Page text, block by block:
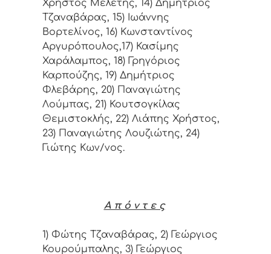
Χρήστος Μελέτης, 14) Δημήτριος
Τζαναβάρας, 15) Ιωάννης
Βορτελίνος, 16) Κωνσταντίνος
Αργυρόπουλος,17) Κασίμης
Χαράλαμπος, 18) Γρηγόριος
Καρπούζης, 19) Δημήτριος
Φλεβάρης, 20) Παναγιώτης
Λούμπας, 21) Κουτσογκίλας
Θεμιστοκλής, 22) Λιάπης Χρήστος,
23) Παναγιώτης Λουζιώτης, 24)
Γιώτης Κων/νος.
Α π ό ν τ ε ς
1) Φώτης Τζαναβάρας, 2) Γεώργιος
Κουρούμπαλης, 3) Γεώργιος